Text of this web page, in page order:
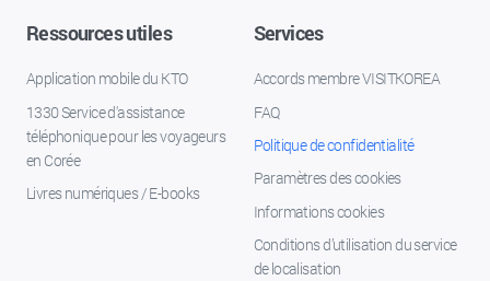
Ressources utiles
Application mobile du KTO
1330 Service d'assistance
téléphonique pour les voyageurs
en Corée
Livres numériques / E-books
Services
Accords membre VISITKOREA
FAQ
Politique de confidentialité
Paramètres des cookies
Informations cookies
Conditions d’utilisation du service
de localisation